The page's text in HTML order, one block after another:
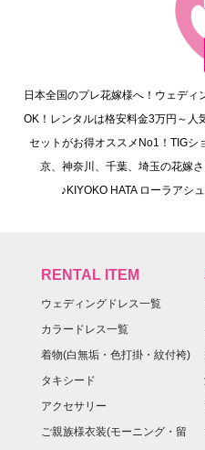
日本全国のプレ花嫁様へ！ウェデ
OK！レンタルは格安料金3万円～人
セットがお得オススメNo1！TIGシ
京、神奈川、千葉、埼玉の花嫁
♪KIYOKO HATA ローラアシ
RENTAL ITEM
ウェディングドレス一覧
カラードレス一覧
着物(白無垢・色打掛・紋付袴)
タキシード
アクセサリー
ご親族様衣装(モーニング・留